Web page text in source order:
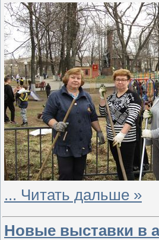
... Читать дальше »
Новые выставки в